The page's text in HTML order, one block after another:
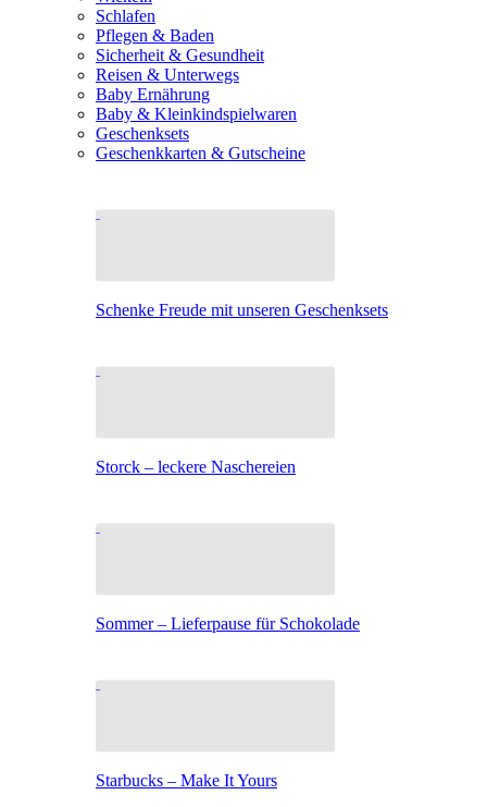
Schlafen
Pflegen & Baden
Sicherheit & Gesundheit
Reisen & Unterwegs
Baby Ernährung
Baby & Kleinkindspielwaren
Geschenksets
Geschenkkarten & Gutscheine
Schenke Freude mit unseren Geschenksets
Storck – leckere Naschereien
Sommer – Lieferpause für Schokolade
Starbucks – Make It Yours